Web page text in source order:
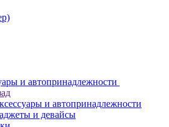
и автопринадлежности
и автопринадлежности
и девайсы